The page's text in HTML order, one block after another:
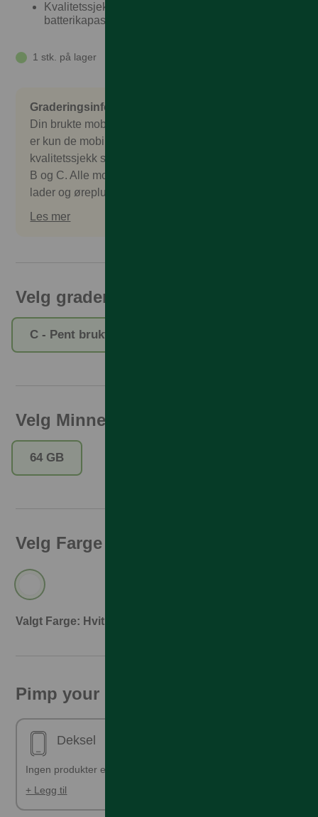
Kvalitetssjekket, garantert over 85%
batterikapasitet
1 stk. på lager
Graderingsinformasjon
Din brukte mobil er nøye sjekket og kontrollert. Det
er kun de mobilene som består en omfattende
kvalitetssjekk som godkjennes. Vi selger gradering
B og C. Alle mobilene kommer uten salgspakke,
lader og øreplugger. Tilbehør kan kjøpes separat.
Les mer
Velg gradering
C - Pent brukt
Velg Minne
64 GB
Velg Farge
Valgt Farge: Hvit
Pimp your phone!
Deksel
Ingen produkter er valgt
+ Legg til